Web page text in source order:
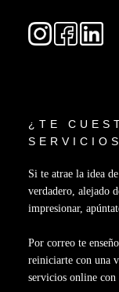
¿TE
Si te atrae la idea
verdadero, alejado
impresionar,
Por correo te
reiniciarte con una
servicios online con